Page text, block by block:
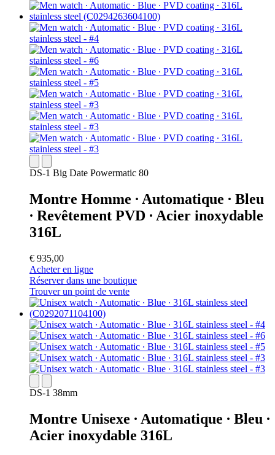
DS-1 Big Date Powermatic 80
Montre Homme ∙ Automatique ∙ Bleu
∙ Revêtement PVD ∙ Acier inoxydable
316L
€ 935,00
Acheter en ligne
Réserver dans une boutique
Trouver un point de vente
DS-1 38mm
Montre Unisexe ∙ Automatique ∙ Bleu ∙
Acier inoxydable 316L